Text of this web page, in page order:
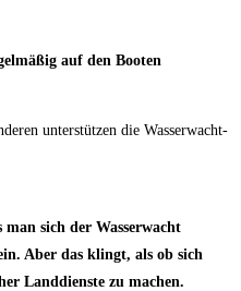
auf den Boo­ten
unter­stüt­zen die Was­ser­wacht­
sich der Was­ser­wacht
Aber das klingt, als ob sich
Land­diens­te zu machen.